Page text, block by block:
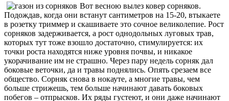
Вот весною вылез ковер сорняков.
Подождав, когда они встанут сантиметров на 15-20, втыкаете
в розетку триммер и скашиваете это сочное великолепие. Рост
сорняков задерживается, а рост однодольных луговых трав,
которых тут тоже взошло достаточно, стимулируется: их
точки роста находятся ниже уровня почвы, и никакое
укорачивание им не страшно. Через пару недель сорняк дал
боковые веточки, да и травы поднялись. Опять срезаем все
общество. Сорняк снова в нокауте, а многие травы, чем
больше стрижешь, тем больше начинают давать боковых
побегов – отпрысков. Их ряды густеют, и они даже начинают